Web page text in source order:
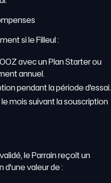
si le Filleul :
avec un Plan Starter ou
annuel.
pendant la période d'essai.
mois suivant la souscription
le Parrain reçoit un
valeur de :